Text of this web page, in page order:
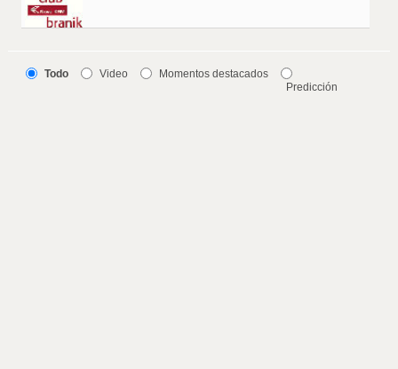
Todo Video
Momentos destacados
Predicción